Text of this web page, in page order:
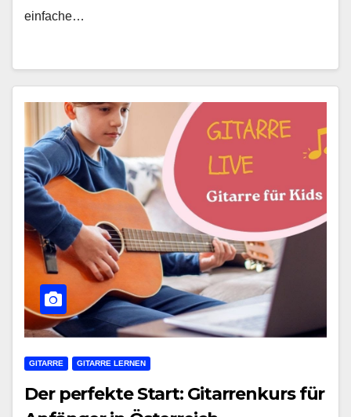
einfache…
GITARRE GITARRE LERNEN
Der perfekte Start: Gitarrenkurs für